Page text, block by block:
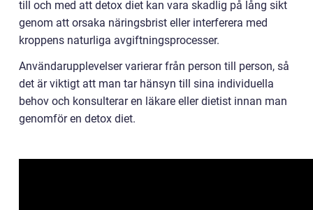
till och med att detox diet kan vara skadlig på lång sikt
genom att orsaka näringsbrist eller interferera med
kroppens naturliga avgiftningsprocesser.
Användarupplevelser varierar från person till person, så
det är viktigt att man tar hänsyn till sina individuella
behov och konsulterar en läkare eller dietist innan man
genomför en detox diet.